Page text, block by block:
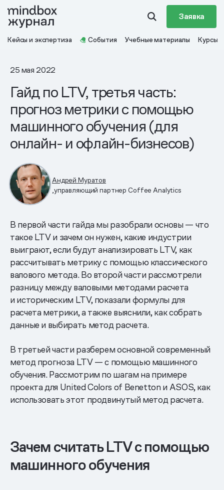
Заявка
Кейсы и экспертиза События Учебные материалы Курсы
25 мая 2022
Гайд по LTV, третья часть:
прогноз метрики с помощью
машинного обучения (для
онлайн- и офлайн-бизнесов)
Андрей Муратов
,управляющий партнер Coffee Analytics
В первой части гайда мы разобрали основы — что
такое LTV и зачем он нужен, какие индустрии
выиграют, если будут анализировать LTV, как
рассчитывать метрику с помощью классического
валового метода. Во второй части рассмотрели
разницу между валовыми методами расчета
и историческим LTV, показали формулы для
расчета метрики, а также выяснили, как собрать
данные и выбирать метод расчета.
В третьей части разберем основной современный
метод прогноза LTV — с помощью машинного
обучения. Рассмотрим по шагам на примере
проекта для United Colors of Benetton и ASOS, как
использовать этот продвинутый метод расчета.
Зачем считать LTV с помощью
машинного обучения